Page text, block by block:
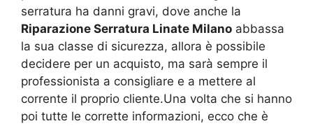
serratura ha danni gravi, dove anche la
Riparazione Serratura Linate Milano abbassa
la sua classe di sicurezza, allora è possibile
decidere per un acquisto, ma sarà sempre il
professionista a consigliare e a mettere al
corrente il proprio cliente.Una volta che si hanno
poi tutte le corrette informazioni, ecco che è